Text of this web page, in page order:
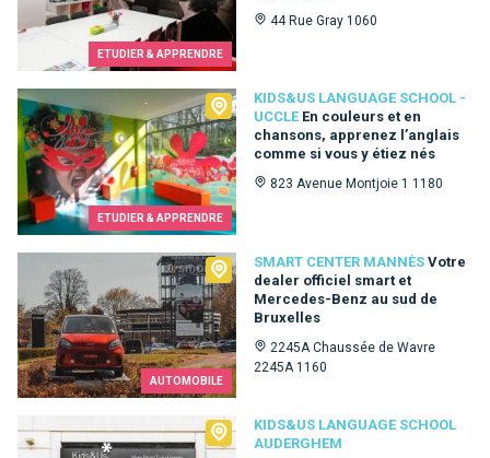
ETUDIER & APPRENDRE
44 Rue Gray 1060
ETUDIER & APPRENDRE
KIDS&US LANGUAGE SCHOOL -
UCCLE En couleurs et en
chansons, apprenez l’anglais
comme si vous y étiez nés
823 Avenue Montjoie 1 1180
Kids&Us language school - Uccle
AUTOMOBILE
SMART CENTER MANNÈS Votre
dealer officiel smart et
Mercedes-Benz au sud de
Bruxelles
2245A Chaussée de Wavre
2245A 1160
Smart Center Mannès
KIDS&US LANGUAGE SCHOOL
AUDERGHEM
Kids&Us language school Auderghem